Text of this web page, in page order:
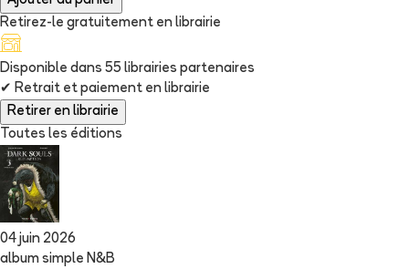
Retirez-le gratuitement en librairie
Disponible dans 55 librairies partenaires
✔ Retrait et paiement en librairie
Retirer en librairie
Toutes les éditions
04 juin 2026
album simple N&B